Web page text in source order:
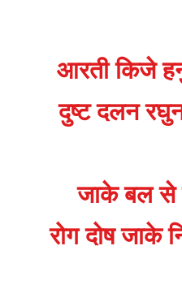
आरती किजे
दुष्ट दलन
जाके बल से
रोग दोष जाके